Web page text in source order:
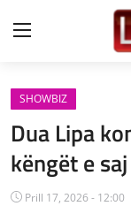
Shtëpi
LAJME MAQEDONI
SHQIPERI
SHOWBIZ
Dua Lipa
këngët e
Prill 17, 2026 - 12:00